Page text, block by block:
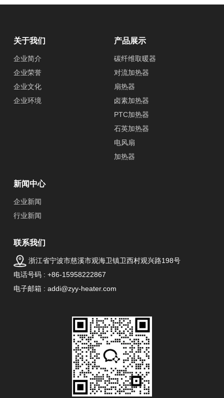
关于我们
企业简介
企业荣誉
企业文化
企业环境
产品展示
碳纤维取暖器
对流加热器
扇热器
卤素加热器
PTC加热器
石英加热器
电风扇
加热器
新闻中心
企业新闻
行业新闻
联系我们
浙江省宁波市慈溪市观海卫镇卫西村观兴路198号
电话号码 : +86-15958222867
电子邮箱 : addi@zyy-heater.com